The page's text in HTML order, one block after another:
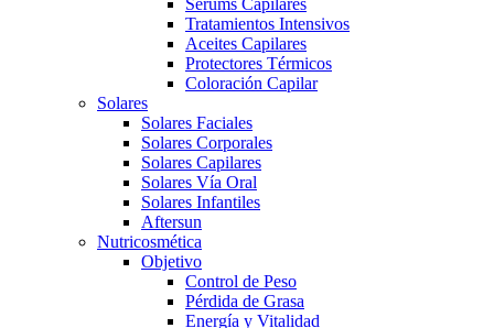
Sérums Capilares
Tratamientos Intensivos
Aceites Capilares
Protectores Térmicos
Coloración Capilar
Solares
Solares Faciales
Solares Corporales
Solares Capilares
Solares Vía Oral
Solares Infantiles
Aftersun
Nutricosmética
Objetivo
Control de Peso
Pérdida de Grasa
Energía y Vitalidad